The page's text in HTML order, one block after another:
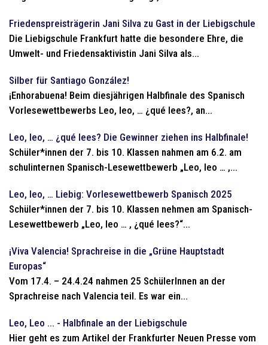
Friedenspreisträgerin Jani Silva zu Gast in der Liebigschule
Die Liebigschule Frankfurt hatte die besondere Ehre, die
Umwelt- und Friedensaktivistin Jani Silva als...
Silber für Santiago González!
¡Enhorabuena! Beim diesjährigen Halbfinale des Spanisch
Vorlesewettbewerbs Leo, leo, … ¿qué lees?, an...
Leo, leo, … ¿qué lees? Die Gewinner ziehen ins Halbfinale!
Schüler*innen der 7. bis 10. Klassen nahmen am 6.2. am
schulinternen Spanisch-Lesewettbewerb „Leo, leo … ,...
Leo, leo, … Liebig: Vorlesewettbewerb Spanisch 2025
Schüler*innen der 7. bis 10. Klassen nehmen am Spanisch-
Lesewettbewerb „Leo, leo … , ¿qué lees?“...
¡Viva Valencia! Sprachreise in die „Grüne Hauptstadt
Europas“
Vom 17.4. – 24.4.24 nahmen 25 SchülerInnen an der
Sprachreise nach Valencia teil. Es war ein...
Leo, Leo ... - Halbfinale an der Liebigschule
Hier geht es zum Artikel der Frankfurter Neuen Presse vom